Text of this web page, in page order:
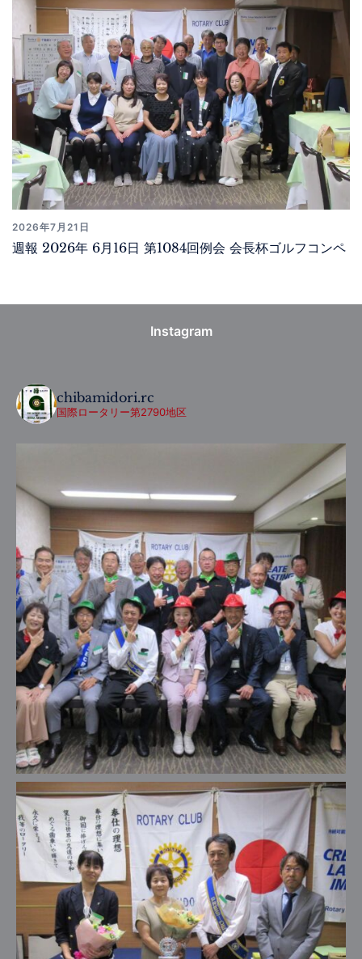
2026年7月21日
週報 2026年 6月16日 第1084回例会 会長杯ゴルフコンペ
Instagram
chibamidori.rc
国際ロータリー第2790地区